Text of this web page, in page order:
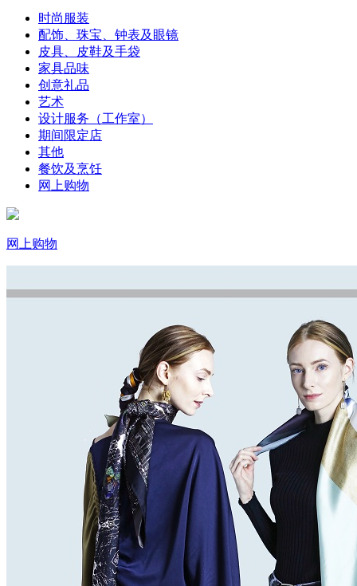
时尚服装
配饰、珠宝、钟表及眼镜
皮具、皮鞋及手袋
家具品味
创意礼品
艺术
设计服务（工作室）
期间限定店
其他
餐饮及烹饪
网上购物
网上购物